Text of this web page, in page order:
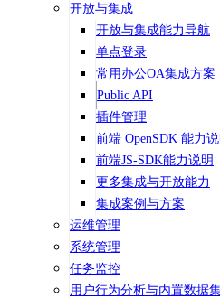
开放与集成
开放与集成能力导航
单点登录
常用办公OA集成方案
Public API
插件管理
前端 OpenSDK 能力说
前端JS-SDK能力说明
更多集成与开放能力
集成案例与方案
运维管理
系统管理
任务监控
用户行为分析与内置数据